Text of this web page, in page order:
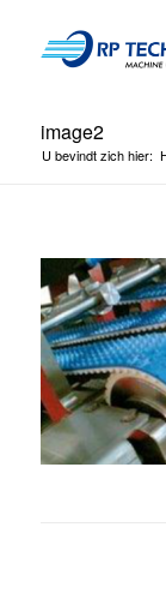
image2
U bevindt zich hier: